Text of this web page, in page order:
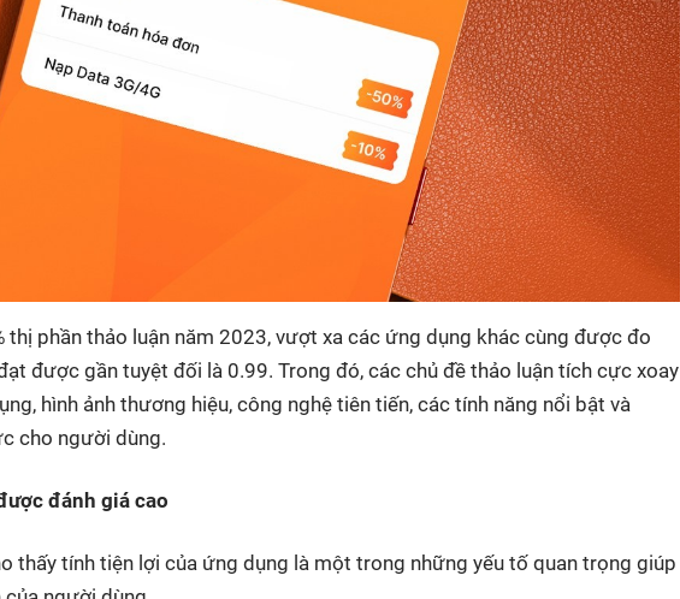
thị phần thảo luận năm 2023, vượt xa các ứng dụng khác cùng được đo
được gần tuyệt đối là 0.99. Trong đó, các chủ đề thảo luận tích cực xoay
hình ảnh thương hiệu, công nghệ tiên tiến, các tính năng nổi bật và
cho người dùng.
đánh giá cao
thấy tính tiện lợi của ứng dụng là một trong những yếu tố quan trọng giúp